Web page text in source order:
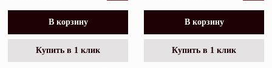
В корзину
Купить в 1 клик
В корзину
Купить в 1 клик